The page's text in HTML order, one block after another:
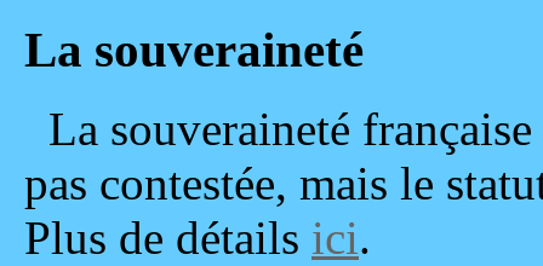
La souveraineté
La souveraineté
pas contestée, mais le
Plus de détails ici.